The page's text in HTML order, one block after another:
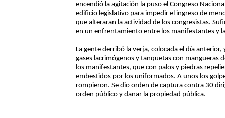
encendió la agitación la puso el Congreso
edificio legislativo para impedir el ingreso de
que alteraran la actividad de los congresistas.
en un enfrentamiento entre los manifestantes y
La gente derribó la verja, colocada el día
gases lacrimógenos y tanquetas con mangueras
los manifestantes, que con palos y piedras
embestidos por los uniformados. A unos los
rompieron. Se dio orden de captura contra 30
orden público y dañar la propiedad pública.